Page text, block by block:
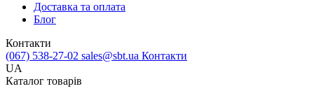
Доставка та оплата
Блог
Контакти
(067) 538-27-02 sales@sbt.ua Контакти
UA
Каталог товарів